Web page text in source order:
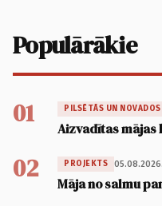
Populārākie
01 PILSĒTĀS UN NOVADOS
Aizvadītas mājas
02 PROJEKTS 05.08.2026.
Māja no salmu